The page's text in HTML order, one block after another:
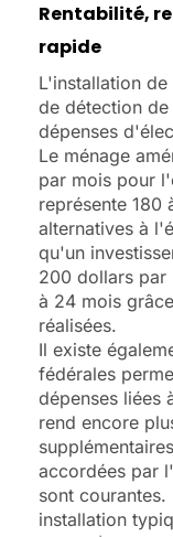
Rentabilité,
rapide
L'installation
de détection
dépenses
Le ménage
par mois pour
représente 180
alternatives à
qu'un
200 dollars par
à 24 mois
réalisées.
Il existe
fédérales
dépenses liées
rend encore
accordées par
sont
installation